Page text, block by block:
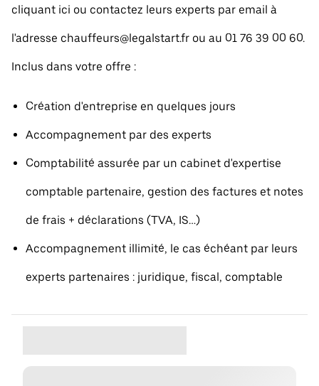
cliquant ici ou contactez leurs experts par email à
l'adresse chauffeurs@legalstart.fr ou au 01 76 39 00 60.
Inclus dans votre offre :
Création d'entreprise en quelques jours
Accompagnement par des experts
Comptabilité assurée par un cabinet d'expertise
comptable partenaire, gestion des factures et notes
de frais + déclarations (TVA, IS…)
Accompagnement illimité, le cas échéant par leurs
experts partenaires : juridique, fiscal, comptable